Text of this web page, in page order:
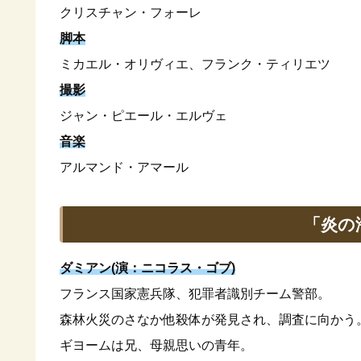
クリスチャン・フォーレ
脚本
ミカエル・オリヴィエ、フランク・ティリエツ
撮影
ジャン・ピエール・エルヴェ
音楽
アルマンド・アマール
「炎
ダミアン(演：ニコラス・ゴブ)
フランス国家憲兵隊、犯罪者識別チーム警部。
森林火災のさなか他殺体が発見され、調査に向かう
ギヨームは兄、母親思いの青年。